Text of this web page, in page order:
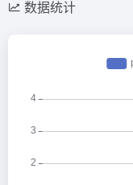
数据统计